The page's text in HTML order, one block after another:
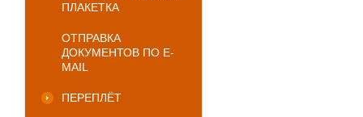
ПЛАКЕТКА
ОТПРАВКА
ДОКУМЕНТОВ ПО E-
MAIL
ПЕРЕПЛЁТ